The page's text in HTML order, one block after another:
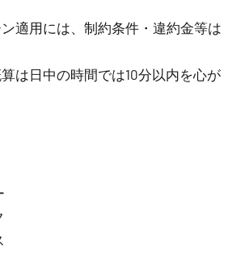
適用には、制約条件・違約金等は
は日中の時間では10分以内を心が